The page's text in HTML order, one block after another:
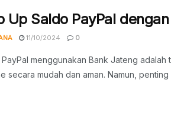
Up Saldo PayPal
11/10/2024 0
menggunakan Bank Jateng
secara mudah dan aman. Namun,